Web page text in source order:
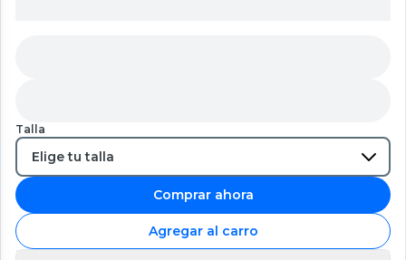
Talla
Comprar ahora
Agregar al carro